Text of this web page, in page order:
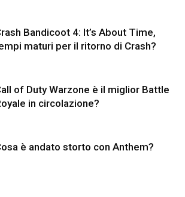
Bandicoot 4: It’s About Time,
maturi per il ritorno di Crash?
of Duty Warzone è il miglior Battle
in circolazione?
è andato storto con Anthem?